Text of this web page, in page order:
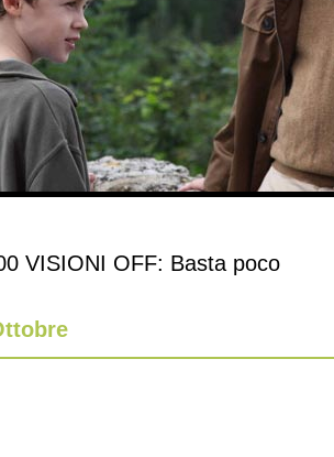
VISIONI OFF: Basta poco